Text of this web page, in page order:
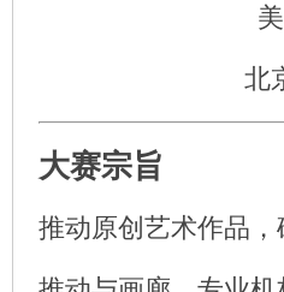
北
大赛宗旨
推动原创艺术作品